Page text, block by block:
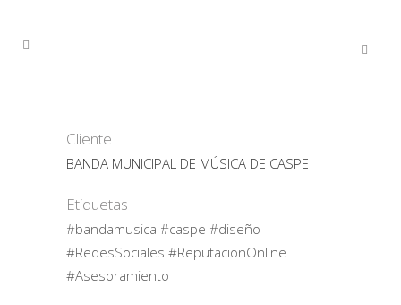
Cliente
BANDA MUNICIPAL DE MÚSICA DE CASPE
Etiquetas
#bandamusica #caspe #diseño
#RedesSociales #ReputacionOnline
#Asesoramiento